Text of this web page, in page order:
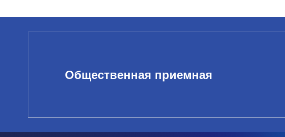
Общественная приемная